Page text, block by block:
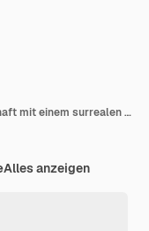
Sicht auf eine phantastische Landschaft mit einem surrealen fließenden Wasserhahn für das Bewusstsein für den Weltwassertag
Alles anzeigen